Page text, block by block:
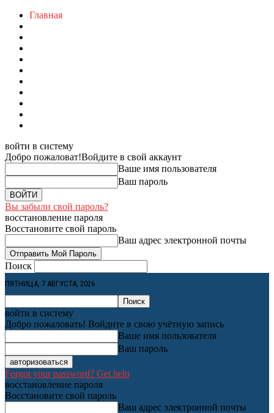
Главная
войти в систему
Добро пожаловат!Войдите в свой аккаунт
Ваше имя пользователя
Ваш пароль
Вы забыли свой пароль?
восстановление пароля
Восстановите свой пароль
Ваш адрес электронной почты
Поиск
ПЯТНИЦА, 7 АВГУСТА, 2026
войти в систему
Добро пожаловать! Войдите в свою учётную запись
Ваше имя пользователя
Ваш пароль
Forgot your password? Get help
восстановление пароля
Восстановите свой пароль
Ваш адрес электронной почты